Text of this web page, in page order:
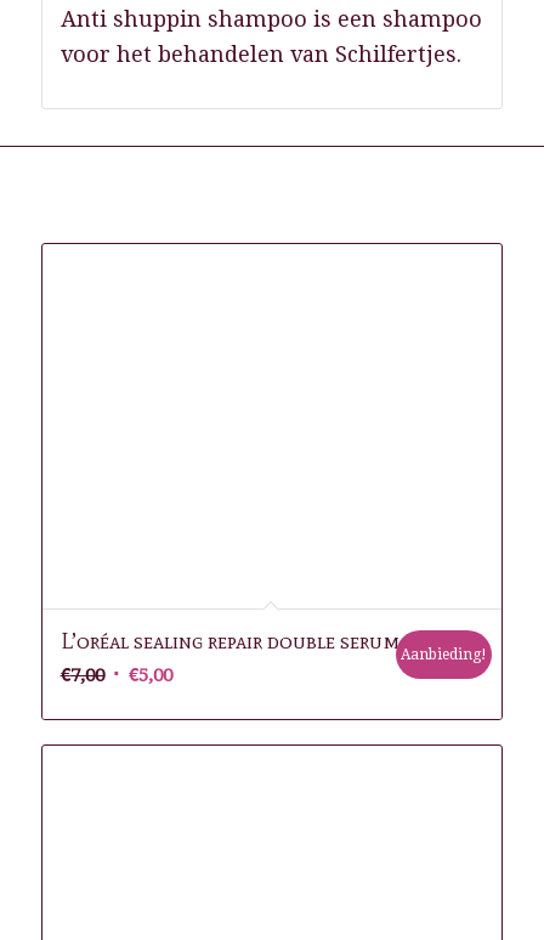
Anti shuppin shampoo is een shampoo
voor het behandelen van Schilfertjes.
L’oréal sealing repair double serum
€7,00 Oorspronkelijke
€5,00Huidige
Aanbieding!